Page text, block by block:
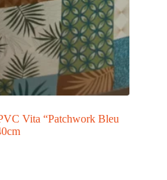
Vita “Patchwork Bleu